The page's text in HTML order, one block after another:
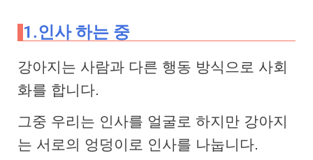
1.인사 하는 중
강아지는 사람과 다른 행동 방식으로 사회
화를 합니다.
그중 우리는 인사를 얼굴로 하지만 강아지
는 서로의 엉덩이로 인사를 나눕니다.